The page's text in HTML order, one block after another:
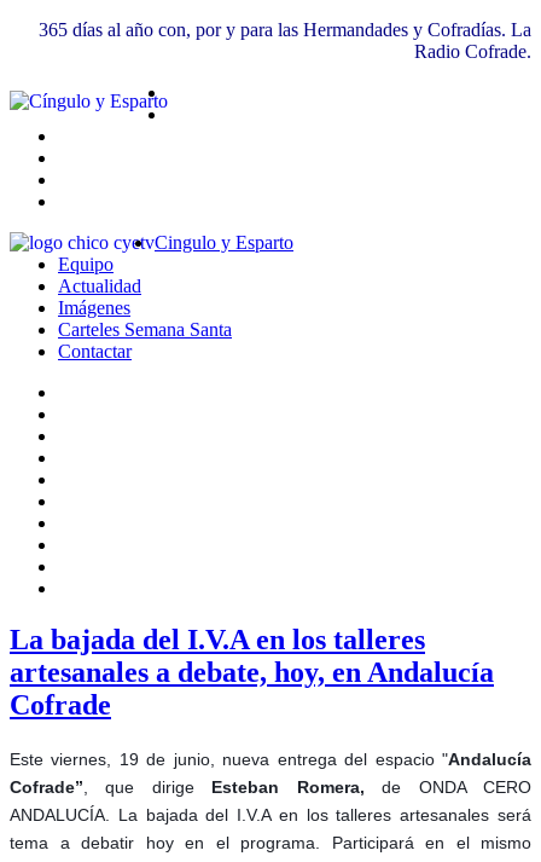
365 días al año con, por y para las Hermandades y Cofradías. La
Radio Cofrade.
Cingulo y Esparto
Equipo
Actualidad
Imágenes
Carteles Semana Santa
Contactar
La bajada del I.V.A en los talleres
artesanales a debate, hoy, en Andalucía
Cofrade
Este viernes, 19 de junio, nueva entrega del espacio "Andalucía
Cofrade” , que dirige Esteban Romera, de ONDA CERO
ANDALUCÍA. La bajada del I.V.A en los talleres artesanales será
tema a debatir hoy en el programa. Participará en el mismo